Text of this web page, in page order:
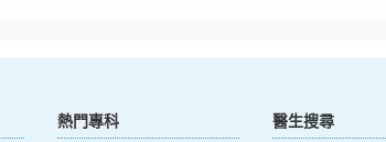
熱門專科 醫生搜尋